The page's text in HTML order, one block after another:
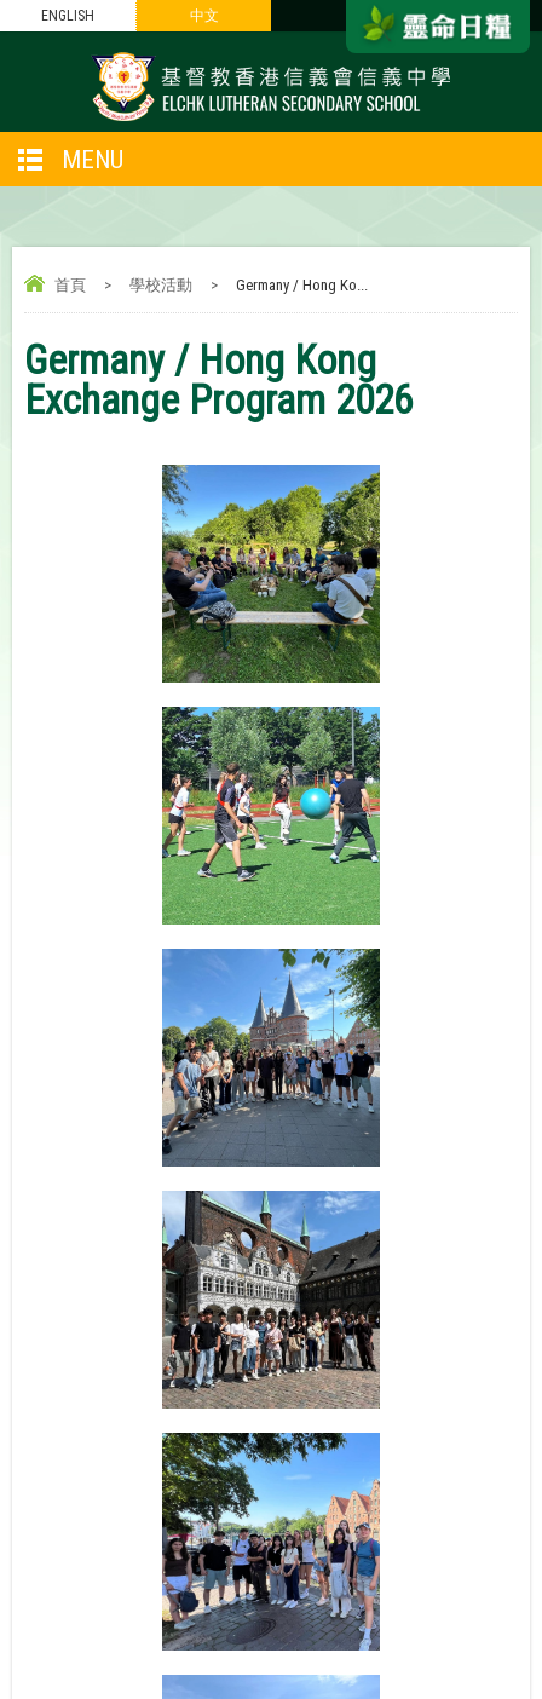
ENGLISH 中文
MENU
首頁 > 學校活動 > Germany / Hong Ko...
Germany / Hong Kong
Exchange Program 2026